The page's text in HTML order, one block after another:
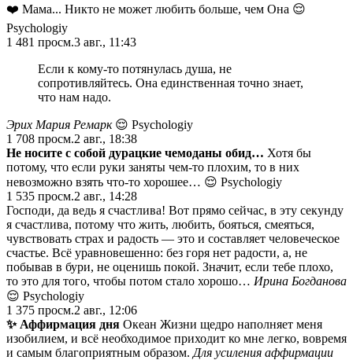
❤️ Мама... Никто не может любить больше, чем Она 😌
Psychologiy
1 481 просм.3 авг., 11:43
Если к кому-то потянулась душа, не
сопротивляйтесь. Она единственная точно знает,
что нам надо.
Эрих Мария Ремарк😌 Psychologiy
1 708 просм.2 авг., 18:38
Не носите с собой дурацкие чемоданы обид… Хотя бы
потому, что если руки заняты чем-то плохим, то в них
невозможно взять что-то хорошее… 😌 Psychologiy
1 535 просм.2 авг., 14:28
Господи, да ведь я счастлива! Вот прямо сейчас, в эту секунду
я счастлива, потому что жить, любить, бояться, смеяться,
чувствовать страх и радость — это и составляет человеческое
счастье. Всё уравновешенно: без горя нет радости, а, не
побывав в бури, не оценишь покой. Значит, если тебе плохо,
то это для того, чтобы потом стало хорошо… Ирина Богданова
😌 Psychologiy
1 375 просм.2 авг., 12:06
✨Аффирмация дня Океан Жизни щедро наполняет меня
изобилием, и всё необходимое приходит ко мне легко, вовремя
и самым благоприятным образом. Для усиления аффирмации